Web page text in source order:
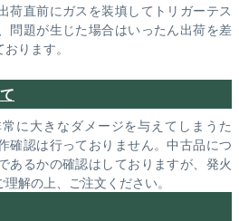
荷直前にガスを装填してトリガーテス
問題が生じた場合はいったん出荷を差
ります。
に大きなダメージを与えてしまうた
確認は行っておりません。中古品につ
あるかの確認はしておりますが、発火
解の上、ご注文ください。